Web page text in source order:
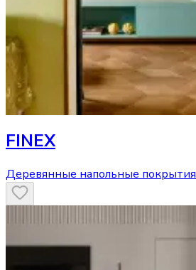
FINEX
Деревянные напольные покрытия